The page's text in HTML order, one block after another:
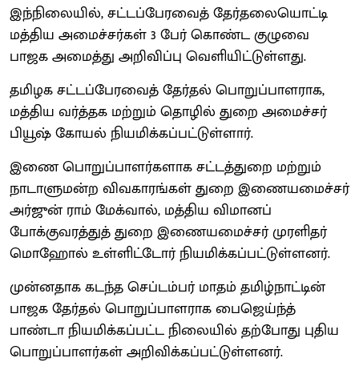
இந்நிலையில், சட்டப்பேரவைத் தேர்தலையொட்டி
மத்திய அமைச்சர்கள் 3 பேர் கொண்ட குழுவை
பாஜக அமைத்து அறிவிப்பு வெளியிட்டுள்ளது.
தமிழக சட்டப்பேரவைத் தேர்தல் பொறுப்பாளராக,
மத்திய வர்த்தக மற்றும் தொழில் துறை அமைச்சர்
பியூஷ் கோயல் நியமிக்கப்பட்டுள்ளார்.
இணை பொறுப்பாளர்களாக சட்டத்துறை மற்றும்
நாடாளுமன்ற விவகாரங்கள் துறை இணையமைச்சர்
அர்ஜுன் ராம் மேக்வால், மத்திய விமானப்
போக்குவரத்துத் துறை இணையமைச்சர் முரளிதர்
மொஹோல் உள்ளிட்டோர் நியமிக்கப்பட்டுள்ளனர்.
முன்னதாக கடந்த செப்டம்பர் மாதம் தமிழ்நாட்டின்
பாஜக தேர்தல் பொறுப்பாளராக பைஜெய்ந்த்
பாண்டா நியமிக்கப்பட்ட நிலையில் தற்போது புதிய
பொறுப்பாளர்கள் அறிவிக்கப்பட்டுள்ளனர்.